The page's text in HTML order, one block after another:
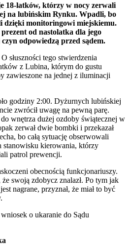
18-latków, którzy w nocy zerwali
na lubińskim Rynku. Wpadli, bo
dzięki monitoringowi miejskiemu.
prezent od nastolatka dla jego
odpowiedzą przed sądem.
słuszności tego stwierdzenia
z Lubina, którym do gustu
zawieszone na jednej z iluminacji
godziny 2:00. Dyżurnych lubińskiej
zwrócił uwagę na pewną parę.
wnętrza dużej ozdoby świątecznej w
zerwał dwie bombki i przekazał
bo całą sytuację obserwowali
stanowisku kierowania, którzy
patrol prewencji.
obecnością funkcjonariuszy.
że swoją zdobycz znalazł. Po tym jak
nagrane, przyznał, że miał to być
o ukaranie do Sądu